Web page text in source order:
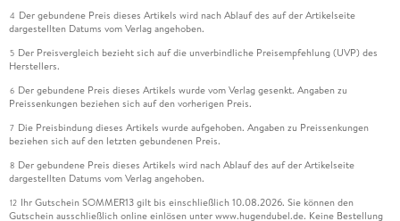
4 Der gebundene Preis dieses Artikels wird nach Ablauf des auf der Artikelseite
dargestellten Datums vom Verlag angehoben.
5 Der Preisvergleich bezieht sich auf die unverbindliche Preisempfehlung (UVP) des
Herstellers.
6 Der gebundene Preis dieses Artikels wurde vom Verlag gesenkt. Angaben zu
Preissenkungen beziehen sich auf den vorherigen Preis.
7 Die Preisbindung dieses Artikels wurde aufgehoben. Angaben zu Preissenkungen
beziehen sich auf den letzten gebundenen Preis.
8 Der gebundene Preis dieses Artikels wird nach Ablauf des auf der Artikelseite
dargestellten Datums vom Verlag angehoben.
12 Ihr Gutschein SOMMER13 gilt bis einschließlich 10.08.2026. Sie können den
Gutschein ausschließlich online einlösen unter www.hugendubel.de. Keine Bestellung